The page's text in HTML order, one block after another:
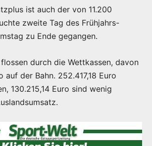
ist auch der von 11.200
zweite Tag des Frühjahrs-
zu Ende gegangen.
flossen durch die Wettkassen, davon
auf der Bahn. 252.417,18 Euro
130.215,14 Euro sind wenig